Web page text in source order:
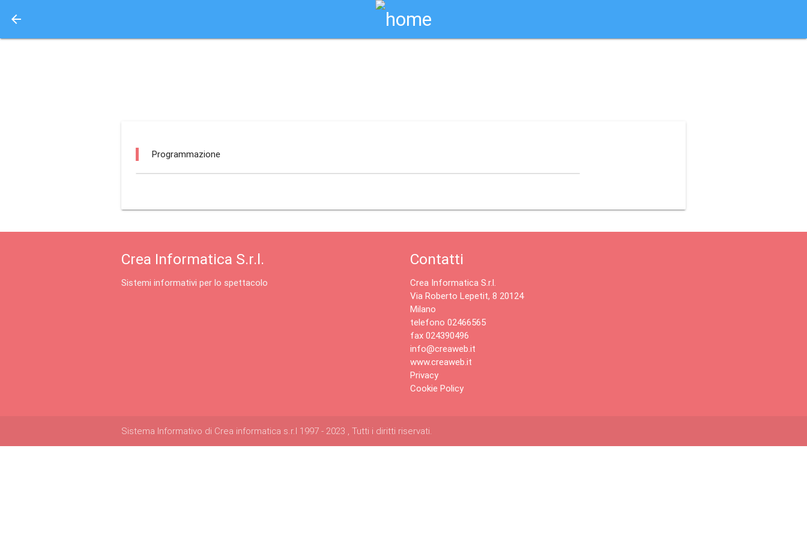
arrow_back
Programmazione
Crea Informatica S.r.l.
Sistemi informativi per lo spettacolo
Contatti
Crea Informatica S.r.l.
Via Roberto Lepetit, 8 20124
Milano
telefono 02466565
fax 024390496
info@creaweb.it
www.creaweb.it
Privacy
Cookie Policy
Sistema Informativo di Crea informatica s.r.l 1997 - 2023 , Tutti i diritti riservati.